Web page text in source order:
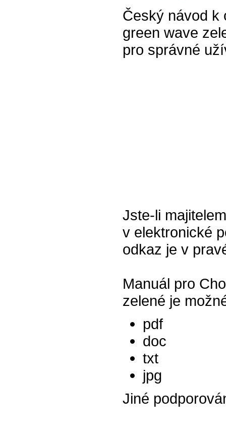
Český návod k
green wave
pro správné
Jste-li
v elektronické
odkaz je v
Manuál pro
zelené je
pdf
doc
txt
jpg
Jiné